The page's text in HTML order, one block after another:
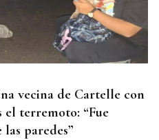
vecina de Cartelle con
el terremoto: “Fue
paredes”